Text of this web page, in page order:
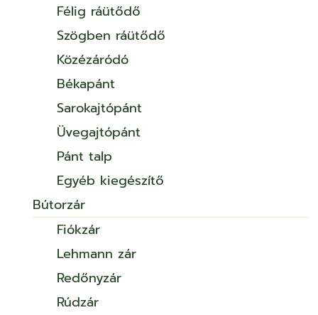
Félig ráütődő
Szögben ráütődő
Közézáródó
Békapánt
Sarokajtópánt
Üvegajtópánt
Pánt talp
Egyéb kiegészítő
Bútorzár
Fiókzár
Lehmann zár
Redőnyzár
Rúdzár